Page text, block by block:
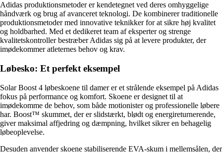
Adidas produktionsmetoder er kendetegnet ved deres omhyggelige
håndværk og brug af avanceret teknologi. De kombinerer traditionelle
produktionsmetoder med innovative teknikker for at sikre høj kvalitet
og holdbarhed. Med et dedikeret team af eksperter og strenge
kvalitetskontroller bestræber Adidas sig på at levere produkter, der
imødekommer atleternes behov og krav.
Løbesko: Et perfekt eksempel
Solar Boost 4 løbeskoene til damer er et strålende eksempel på Adidas
fokus på performance og komfort. Skoene er designet til at
imødekomme de behov, som både motionister og professionelle løbere
har. Boost™ skummet, der er slidstærkt, blødt og energireturnerende,
giver maksimal affjedring og dæmpning, hvilket sikrer en behagelig
løbeoplevelse.
Desuden anvender skoene stabiliserende EVA-skum i mellemsålen, der